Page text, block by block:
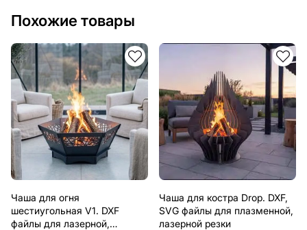
Похожие товары
Чаша для огня
шестиугольная V1. DXF
файлы для лазерной,
Чаша для костра Drop. DXF,
SVG файлы для плазменной,
лазерной резки